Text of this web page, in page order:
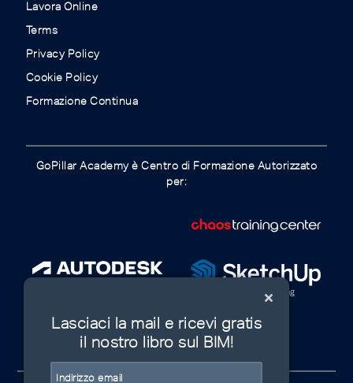
Lavora Online
Terms
Privacy Policy
Cookie Policy
Formazione Continua
GoPillar Academy è Centro di Formazione Autorizzato
per:
Lasciaci la mail e ricevi gratis
il nostro libro sul BIM!